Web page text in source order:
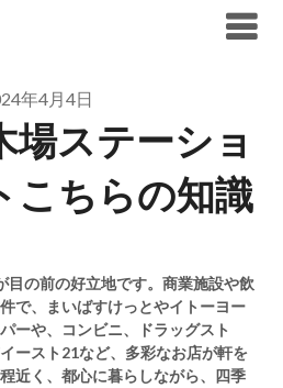
年4月4日
場ステーショ
こちらの知識
目の前の好立地です。商業施設や飲
で、まいばすけっとやイトーヨー
ーや、コンビニ、ドラッグスト
ースト21など、多彩なお店が軒を
近く、都心に暮らしながら、四季